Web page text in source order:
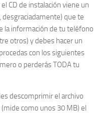
CD de instalación viene un
que te
la información de tu teléfono
otros) y debes hacer un
con los siguientes
o perderás TODA tu
descomprimir el archivo
como unos 30 MB) el